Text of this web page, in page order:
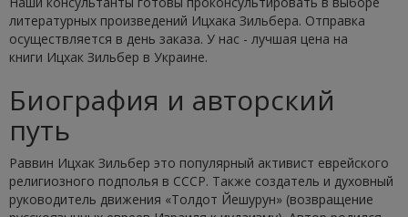
литературных произведений Ицхака Зильбера. Отправка
осуществляется в день заказа. У нас - лучшая цена на
книги Ицхак Зильбер в Украине.
Биография и авторский
путь
Раввин Ицхак Зильбер это популярный активист еврейского
религиозного подполья в СССР. Также создатель и духовный
руководитель движения «Толдот Йешурун» (возвращение